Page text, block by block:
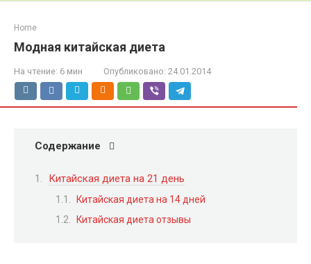
Home
Модная китайская диета
На чтение: 6 мин Опубликовано: 24.01.2014
Содержание
Китайская диета на 21 день
Китайская диета на 14 дней
Китайская диета отзывы